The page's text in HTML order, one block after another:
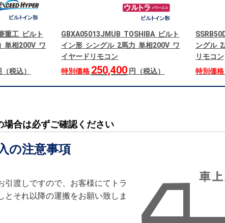
重工 ビルト
単相200V ワ
（税込）
GBXA05013JMUB TOSHIBA ビルト
イン形 シングル 2馬力 単相200V ワ
イヤードリモコン
特別価格 250,400 円（税込）
ングル
リモコン
特別価格
場合は必ずご確認ください
の注意事項
引渡しですので、お客様にてトラ
とそれ以降の運搬をお願い致しま